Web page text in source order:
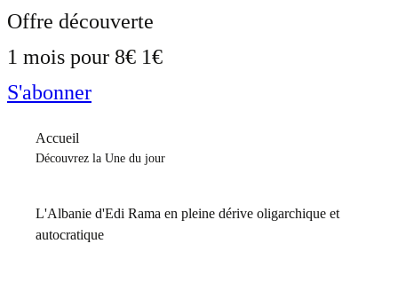
Offre découverte
1 mois pour 8€ 1€
S'abonner
Accueil
Découvrez la Une du jour
L'Albanie d'Edi Rama en pleine dérive oligarchique et
autocratique